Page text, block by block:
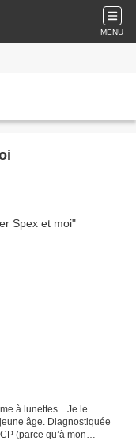
MENU
à lunettes... Je le
âge. Diagnostiquée
(parce qu’à mon